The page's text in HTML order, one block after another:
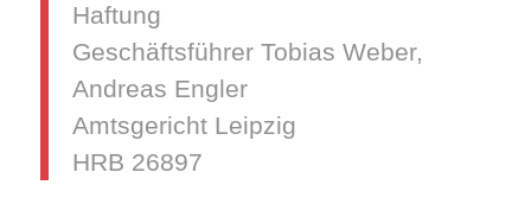
Haftung
Geschäftsführer Tobias Weber,
Andreas Engler
Amtsgericht Leipzig
HRB 26897